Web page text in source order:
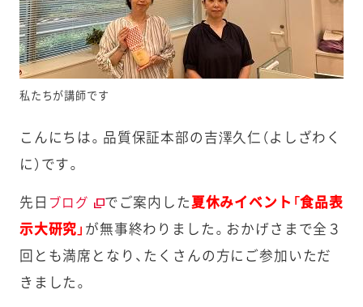
私たちが講師です
こんにちは。品質保証本部の吉澤久仁（よしざわく
に）です。
先日 ブログ でご案内した夏休みイベント 「食品表
示大研究」 が無事終わりました。おかげさまで全３
回とも満席となり、たくさんの方にご参加いただ
きました。